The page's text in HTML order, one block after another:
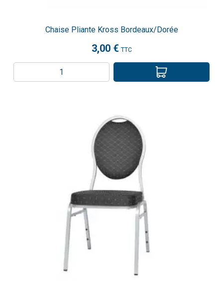
Chaise Pliante Kross Bordeaux/Dorée
3,00 € TTC